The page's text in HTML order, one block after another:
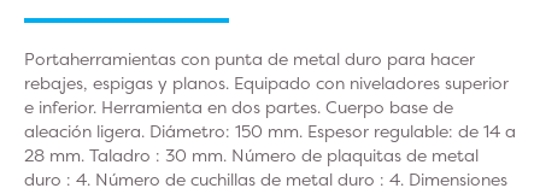
Portaherramientas con punta de metal duro para hacer
rebajes, espigas y planos. Equipado con niveladores superior
e inferior. Herramienta en dos partes. Cuerpo base de
aleación ligera. Diámetro: 150 mm. Espesor regulable: de 14 a
28 mm. Taladro : 30 mm. Número de plaquitas de metal
duro : 4. Número de cuchillas de metal duro : 4. Dimensiones